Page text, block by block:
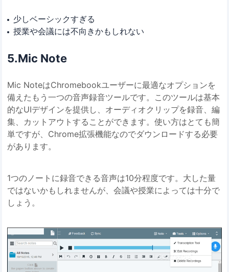
少しベーシックすぎる
授業や会議には不向きかもしれない
5.Mic Note
Mic NoteはChromebookユーザーに最適なオプションを
備えたもう一つの音声録音ツールです。このツールは基本
的なUIデザインを提供し、オーディオクリップを録音、編
集、カットアウトすることができます。使い方はとても簡
単ですが、Chrome拡張機能なのでダウンロードする必要
があります。
1つのノートに録音できる音声は10分程度です。大した量
ではないかもしれませんが、会議や授業によっては十分で
しょう。